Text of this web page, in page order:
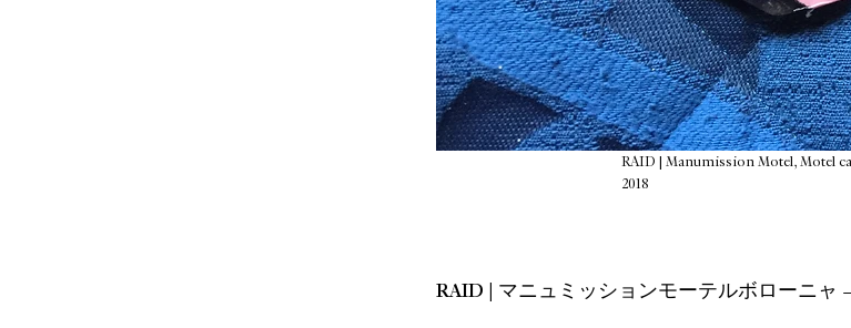
RAID | Manumission Motel, Motel
2018
RAID | マニュミッションモーテルボローニャ